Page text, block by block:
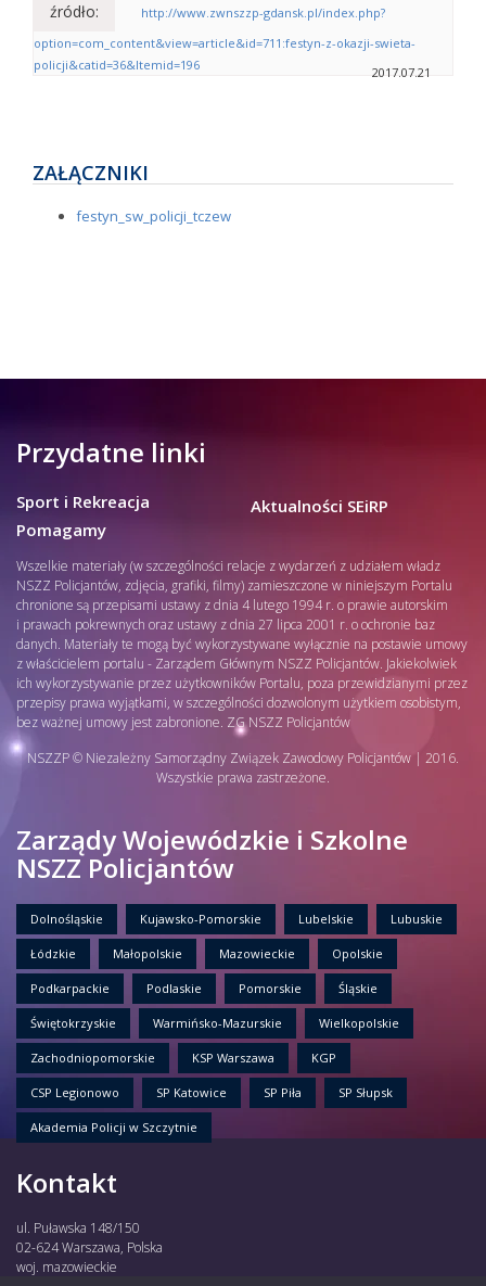
źródło:
http://www.zwnszzp-gdansk.pl/index.php?
option=com_content&view=article&id=711:festyn-z-okazji-swieta-
policji&catid=36&Itemid=196
2017.07.21
ZAŁĄCZNIKI
festyn_sw_policji_tczew
Przydatne linki
Sport i Rekreacja
Pomagamy
Aktualności SEiRP
Wszelkie materiały (w szczególności relacje z wydarzeń z udziałem władz
NSZZ Policjantów, zdjęcia, grafiki, filmy) zamieszczone w niniejszym Portalu
chronione są przepisami ustawy z dnia 4 lutego 1994 r. o prawie autorskim
i prawach pokrewnych oraz ustawy z dnia 27 lipca 2001 r. o ochronie baz
danych. Materiały te mogą być wykorzystywane wyłącznie na postawie umowy
z właścicielem portalu - Zarządem Głównym NSZZ Policjantów. Jakiekolwiek
ich wykorzystywanie przez użytkowników Portalu, poza przewidzianymi przez
przepisy prawa wyjątkami, w szczególności dozwolonym użytkiem osobistym,
bez ważnej umowy jest zabronione. ZG NSZZ Policjantów
NSZZP © Niezależny Samorządny Związek Zawodowy Policjantów | 2016.
Wszystkie prawa zastrzeżone.
Zarządy Wojewódzkie i Szkolne
NSZZ Policjantów
Dolnośląskie Kujawsko-Pomorskie Lubelskie Lubuskie
Łódzkie Małopolskie Mazowieckie Opolskie
Podkarpackie Podlaskie Pomorskie Śląskie
Świętokrzyskie Warmińsko-Mazurskie Wielkopolskie
Zachodniopomorskie KSP Warszawa KGP
CSP Legionowo SP Katowice SP Piła SP Słupsk
Akademia Policji w Szczytnie
Kontakt
ul. Puławska 148/150
02-624 Warszawa, Polska
woj. mazowieckie